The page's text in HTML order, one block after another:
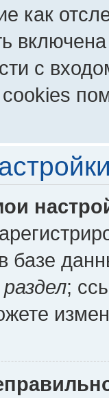
как
с
базе
;